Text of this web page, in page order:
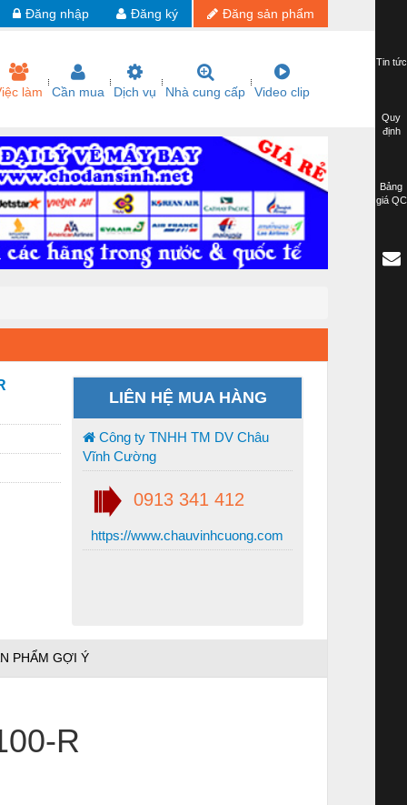
Đăng sản phẩm
Đăng ký
Đăng nhập
làm Cần mua Dịch vụ Nhà cung cấp Video clip
LIÊN HỆ MUA HÀNG
Công ty TNHH TM DV Châu
Vĩnh Cường
0913 341 412
https://www.chauvinhcuong.com
PHẨM GỢI Ý
R
Tin tức
Quy
định
Bảng
giá QC